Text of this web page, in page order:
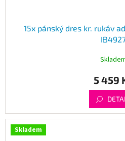
15x pánský dres kr. rukáv
5 459
Skladem